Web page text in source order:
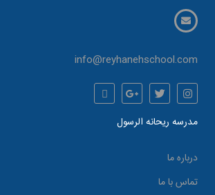
info@reyhanehschool.com
مدرسه ریحانه الرسول
درباره ما
تماس با ما